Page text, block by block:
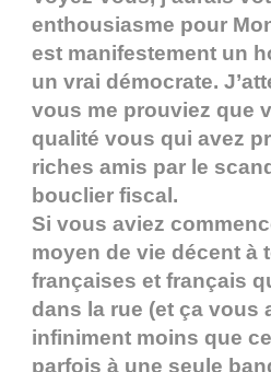
enthousiasme pour
est manifestement un
un vrai démocrate.
vous me prouviez que
qualité vous qui avez
riches amis par le
bouclier fiscal.
Si vous aviez
moyen de vie décent à
françaises et français
dans la rue (et ça vous
infiniment moins que
parfois à une seule